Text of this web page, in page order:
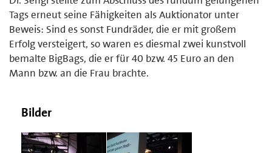
Tags erneut seine Fähigkeiten als Auktionator unter
Beweis: Sind es sonst Fundräder, die er mit großem
Erfolg versteigert, so waren es diesmal zwei kunstvoll
bemalte BigBags, die er für 40 bzw. 45 Euro an den
Mann bzw. an die Frau brachte.
Bilder